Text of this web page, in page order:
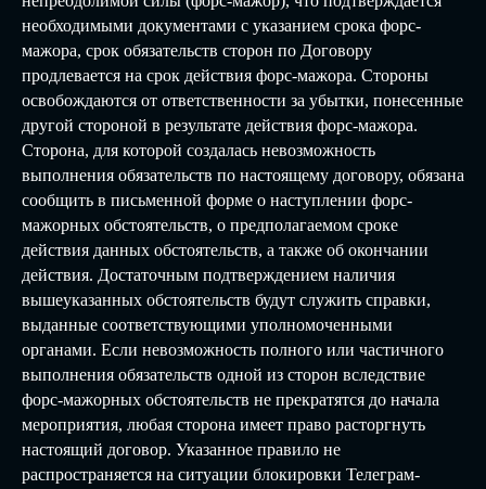
необходимыми документами с указанием срока форс-
мажора, срок обязательств сторон по Договору
продлевается на срок действия форс-мажора. Стороны
освобождаются от ответственности за убытки, понесенные
другой стороной в результате действия форс-мажора.
Сторона, для которой создалась невозможность
выполнения обязательств по настоящему договору, обязана
сообщить в письменной форме о наступлении форс-
мажорных обстоятельств, о предполагаемом сроке
действия данных обстоятельств, а также об окончании
действия. Достаточным подтверждением наличия
вышеуказанных обстоятельств будут служить справки,
выданные соответствующими уполномоченными
органами. Если невозможность полного или частичного
выполнения обязательств одной из сторон вследствие
форс-мажорных обстоятельств не прекратятся до начала
мероприятия, любая сторона имеет право расторгнуть
настоящий договор. Указанное правило не
распространяется на ситуации блокировки Телеграм-